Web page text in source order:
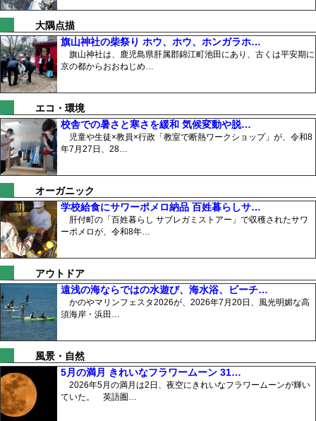
大隅点描
旗山神社の柴祭り ホウ、ホウ、ホンガラホ…
旗山神社は、鹿児島県肝属郡錦江町池田にあり、古くは平安期に
京の都からおおねじめ…
エコ・環境
校舎での暑さと寒さを緩和 気候変動や脱…
児童や生徒×教員×行政「教室で断熱ワークショップ」が、令和8
年7月27日、28…
オーガニック
学校給食にサワーポメロ納品 百姓暮らしサ…
肝付町の「百姓暮らし サブレガミストアー」で収穫されたサワ
ーポメロが、令和8年…
アウトドア
遠浅の海ならではの水遊び、海水浴、ビーチ…
かのやマリンフェスタ2026が、2026年7月20日、風光明媚な高
須海岸・浜田…
風景・自然
5月の満月 きれいなフラワームーン 31…
2026年5月の満月は2日、夜空にきれいなフラワームーンが輝い
ていた。 英語圏…